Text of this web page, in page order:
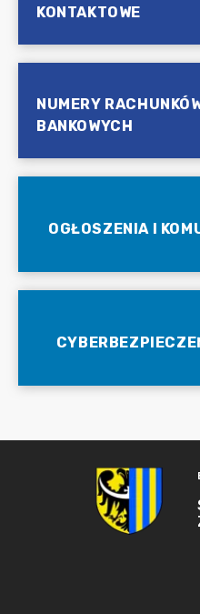
KONTAKTOWE
NUMERY
BANKOWYCH
OGŁOSZENIA I